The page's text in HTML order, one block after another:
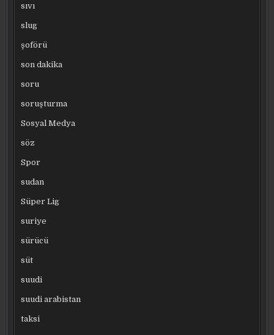
sıvı
slug
şoförü
son dakika
soru
soruşturma
Sosyal Medya
söz
Spor
sudan
Süper Lig
suriye
sürücü
süt
suudi
suudi arabistan
taksi